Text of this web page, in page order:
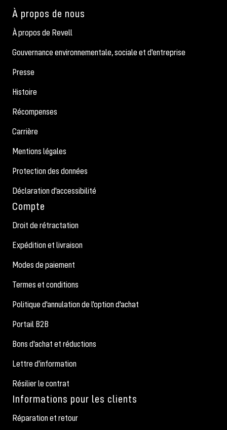
À propos de nous
À propos de Revell
Gouvernance environnementale, sociale et d'entreprise
Presse
Histoire
Récompenses
Carrière
Mentions légales
Protection des données
Déclaration d'accessibilité
Compte
Droit de rétractation
Expédition et livraison
Modes de paiement
Termes et conditions
Politique d'annulation de l'option d'achat
Portail B2B
Bons d'achat et réductions
Lettre d'information
Résilier le contrat
Informations pour les clients
Réparation et retour